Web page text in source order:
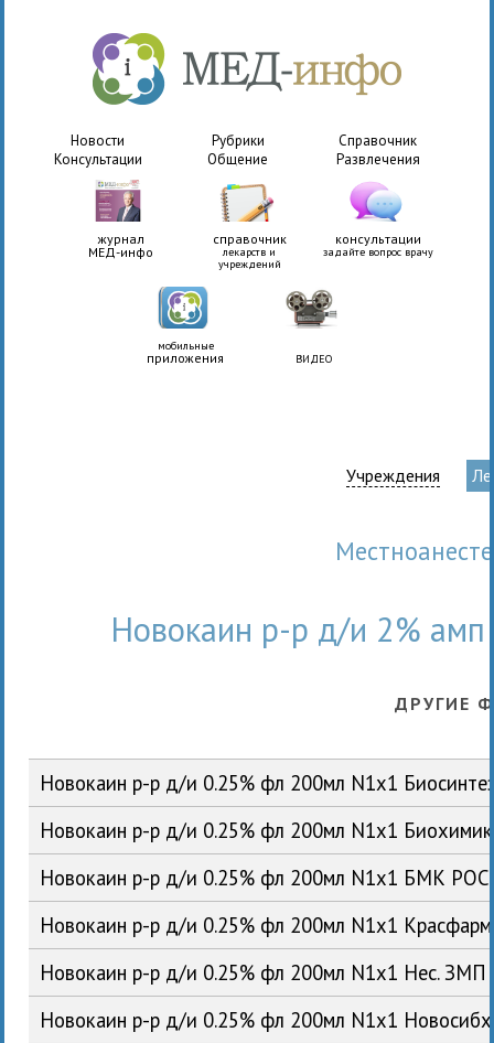
Новости Рубрики
Справочник
Консультации
Общение Развлечения
журнал
МЕД-инфо
справочник
лекарств и
учреждений
консультации
задайте вопрос врачу
мобильные
приложения ВИДЕО
Учреждения
Новокаин р-р д/и 2%
ДРУГИЕ
Новокаин р-р д/и 0.25% фл 200мл N1x1
Новокаин р-р д/и 0.25% фл 200мл N1x1
Новокаин р-р д/и 0.25% фл 200мл N1x1 БМК РОС
Новокаин р-р д/и 0.25% фл 200мл N1x1
Новокаин р-р д/и 0.25% фл 200мл N1x1 Нес.
Новокаин р-р д/и 0.25% фл 200мл N1x1